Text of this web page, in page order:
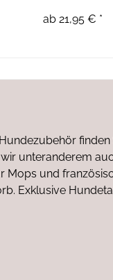
ab 21,95 € *
unteranderem
Mops und
Exklusive